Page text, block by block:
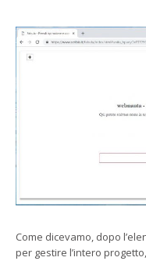
Come dicevamo, dopo
per gestire l’intero